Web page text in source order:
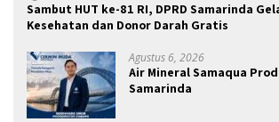
Sambut HUT ke-81 RI, DPRD Samarinda
Kesehatan dan Donor Darah Gratis
Agustus 6, 2026
Air Mineral Samaqua
Samarinda